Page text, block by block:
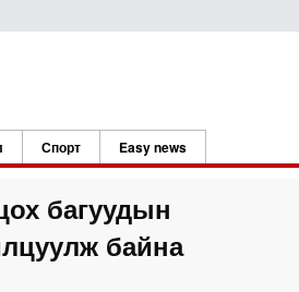
Спорт Easy news
багуудын
байна